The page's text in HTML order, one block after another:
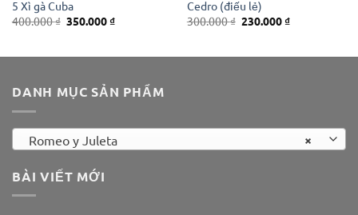
5 Xì gà Cuba
400.000₫ Giá
gốc
350.000₫Giá
350.000 ₫.
Cedro (điếu lẻ)
300.000₫ Giá
gốc
230.000₫Giá
230.000 ₫.
DANH MỤC SẢN PHẨM
×
Romeo y Juleta
BÀI VIẾT MỚI